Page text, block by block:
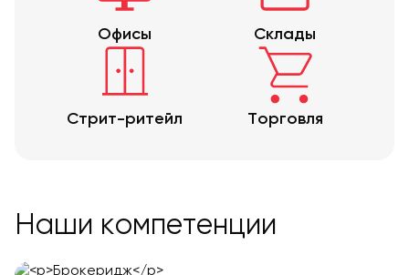
Офисы Склады
Стрит-ритейл Торговля
Наши компетенции